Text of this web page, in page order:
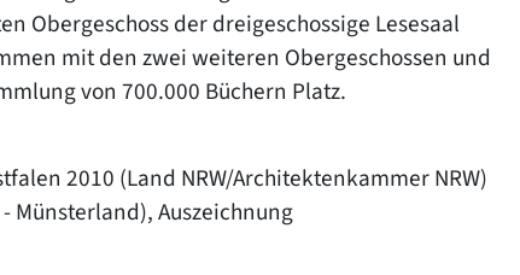
Obergeschoss der dreigeschossige Lesesaal
mit den zwei weiteren Obergeschossen und
von 700.000 Büchern Platz.
2010 (Land NRW/Architektenkammer NRW)
Münsterland), Auszeichnung